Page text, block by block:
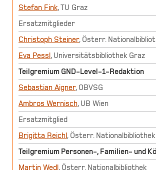
Stefan Fink, TU Graz
Ersatzmitglieder
Christoph Steiner, Österr.
Eva Pessl , Universitätsbibliothek Graz
Teilgremium GND-Level-1-Redaktion
Sebastian Aigner, OBVSG
Ambros Wernisch, UB Wien
Ersatzmitglied
Brigitta Reichl , Österr. Nationalbibliothek
Teilgremium Personen-, Familien- und
Martin Wedl , Österr. Nationalbibliothek